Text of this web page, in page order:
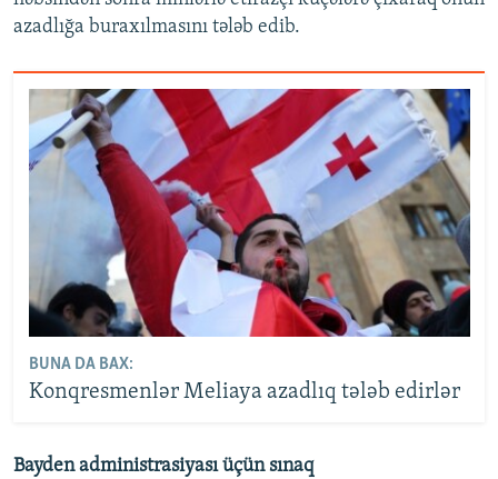
azadlığa buraxılmasını tələb edib.
BUNA DA BAX:
Konqresmenlər Meliaya azadlıq tələb edirlər
Bayden administrasiyası üçün sınaq